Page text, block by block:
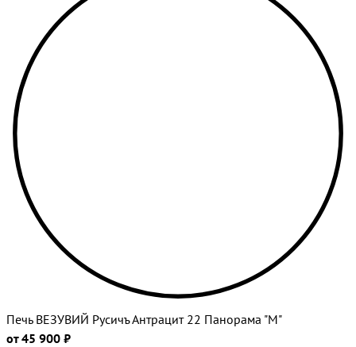
Печь ВЕЗУВИЙ Русичъ Антрацит 22 Панорама "М"
от 45 900 ₽